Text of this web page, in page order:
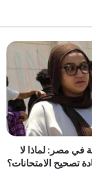
في مصر: لماذا لا